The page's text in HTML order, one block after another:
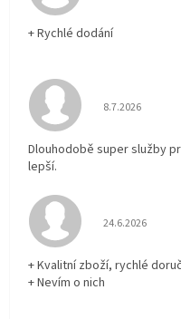
+ Rychlé dodání
Hodnocení
8.7.2026
Dlouhodobě super služby
lepší.
Hodnocení
24.6.2026
+ Kvalitní zboží, rychlé
+ Nevím o nich